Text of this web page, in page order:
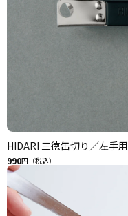
HIDARI 三徳缶切り／左手用
990円（税込）